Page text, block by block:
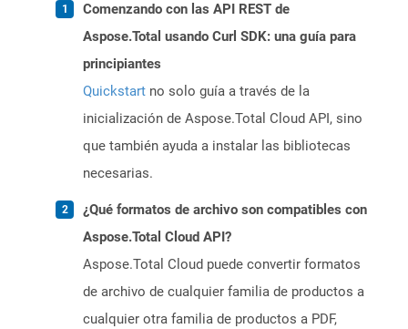
Comenzando con las API REST de
Aspose.Total usando Curl SDK: una guía para
principiantes
Quickstart no solo guía a través de la
inicialización de Aspose.Total Cloud API, sino
que también ayuda a instalar las bibliotecas
necesarias.
¿Qué formatos de archivo son compatibles con
Aspose.Total Cloud API?
Aspose.Total Cloud puede convertir formatos
de archivo de cualquier familia de productos a
cualquier otra familia de productos a PDF,